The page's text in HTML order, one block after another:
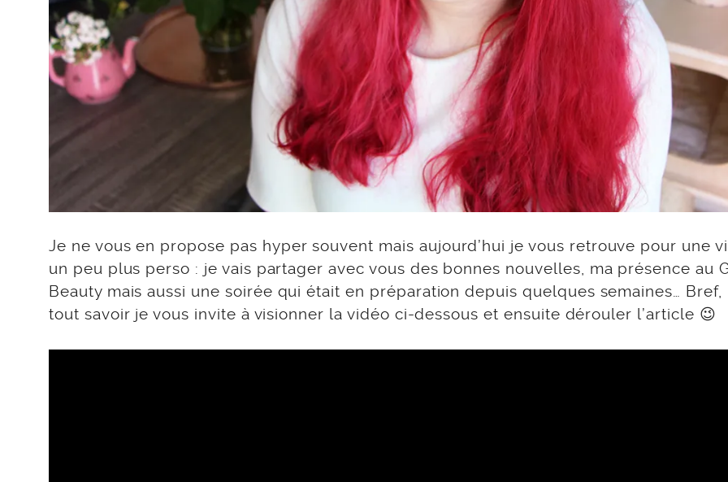
Je ne vous en propose pas hyper souvent mais aujourd’hui je vous retrouve pour une
un peu plus perso : je vais partager avec vous des bonnes nouvelles, ma présence au
Beauty mais aussi une soirée qui était en préparation depuis quelques semaines… Bref,
tout savoir je vous invite à visionner la vidéo ci-dessous et ensuite dérouler l’article 😉